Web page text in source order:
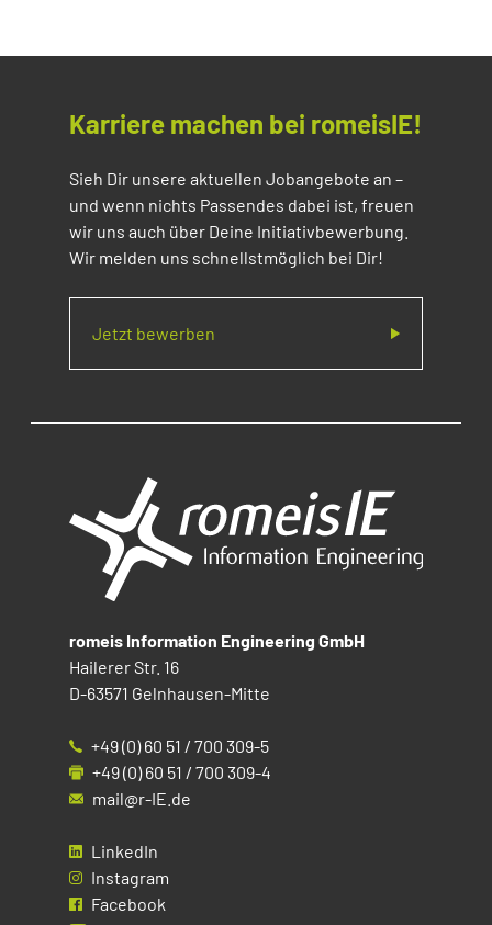
Karriere machen bei romeisIE!
Sieh Dir unsere aktuellen Jobangebote an –
und wenn nichts Passendes dabei ist, freuen
wir uns auch über Deine Initiativbewerbung.
Wir melden uns schnellstmöglich bei Dir!
Jetzt bewerben
romeis Information Engineering GmbH
Hailerer Str. 16
D-63571 Gelnhausen-Mitte
+49 (0) 60 51 / 700 309-5
+49 (0) 60 51 / 700 309-4
mail@r-IE.de
LinkedIn
Instagram
Facebook